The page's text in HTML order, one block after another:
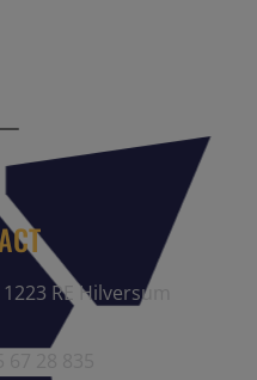
RE Hilversum